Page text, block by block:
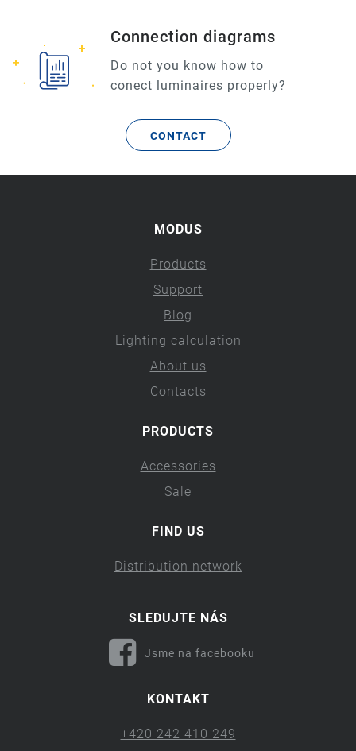
Connection diagrams
Do not you know how to
conect luminaires properly?
CONTACT
MODUS
Products
Support
Blog
Lighting calculation
About us
Contacts
PRODUCTS
Accessories
Sale
FIND US
Distribution network
SLEDUJTE NÁS
Jsme na facebooku
KONTAKT
+420 242 410 249